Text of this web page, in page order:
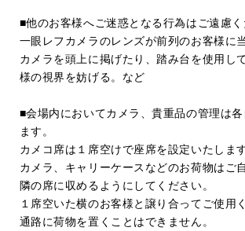
■他のお客様へご迷惑となる行為はご遠慮く
一眼レフカメラのレンズが前列のお客様に
カメラを頭上に掲げたり、踏み台を使用し
様の視界を妨げる。など
■会場内においてカメラ、貴重品の管理は
ます。
カメコ席は１席空けで座席を設定いたします
カメラ、キャリーケースなどのお荷物はご
隣の席に収めるようにしてください。
１席空いた横のお客様と譲り合ってご使用
通路に荷物を置くことはできません。